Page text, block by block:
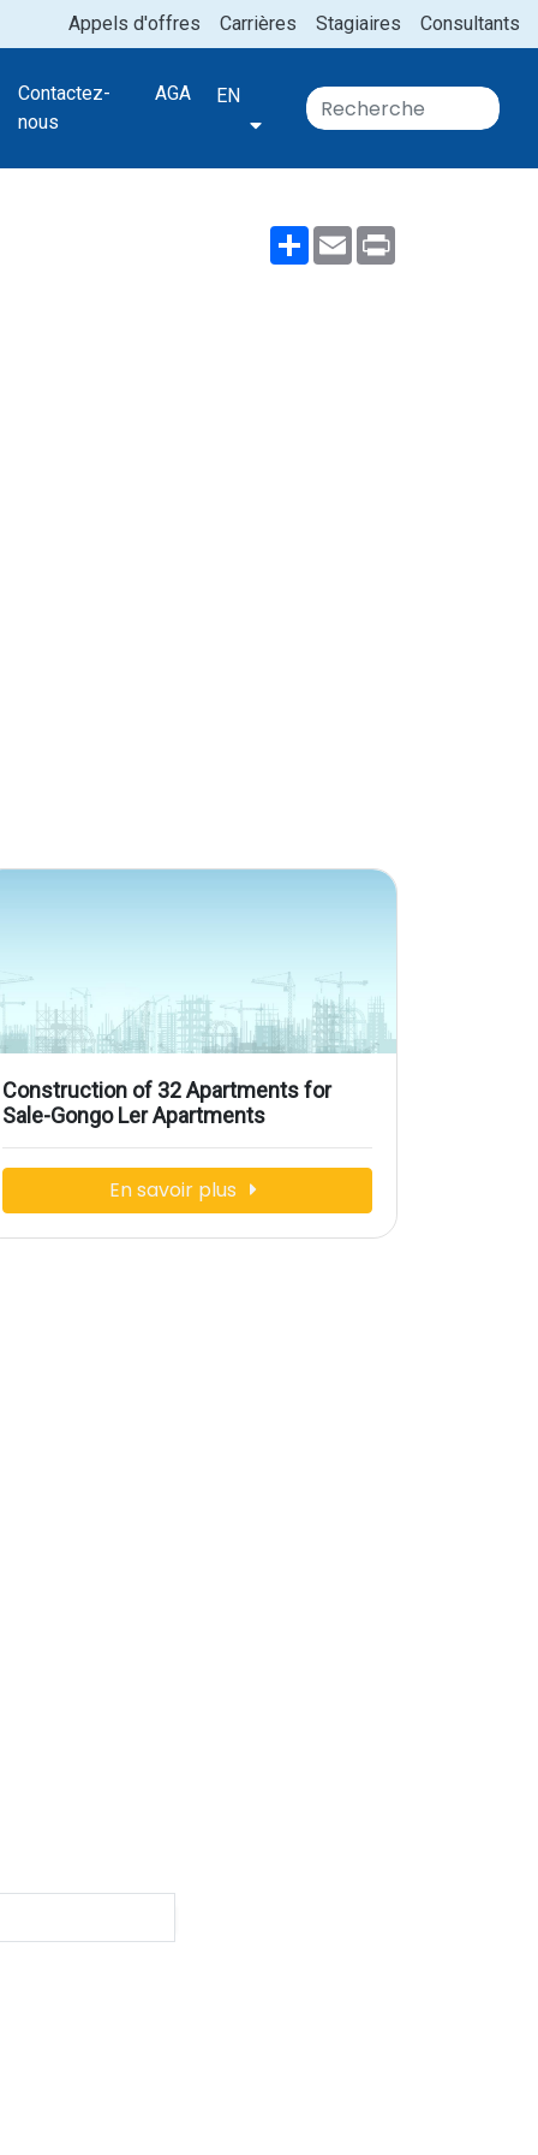
Consultants
Stagiaires
Carrières
Appels d'offres
Contactez-
nous
AGA EN
ShareEmail
Construction of 32 Apartments for
Sale-Gongo Ler Apartments
En savoir plus